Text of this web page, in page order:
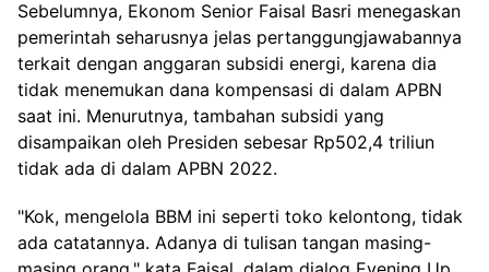
Sebelumnya, Ekonom Senior Faisal Basri menegaskan
pemerintah seharusnya jelas pertanggungjawabannya
terkait dengan anggaran subsidi energi, karena dia
tidak menemukan dana kompensasi di dalam APBN
saat ini. Menurutnya, tambahan subsidi yang
disampaikan oleh Presiden sebesar Rp502,4 triliun
tidak ada di dalam APBN 2022.
"Kok, mengelola BBM ini seperti toko kelontong, tidak
ada catatannya. Adanya di tulisan tangan masing-